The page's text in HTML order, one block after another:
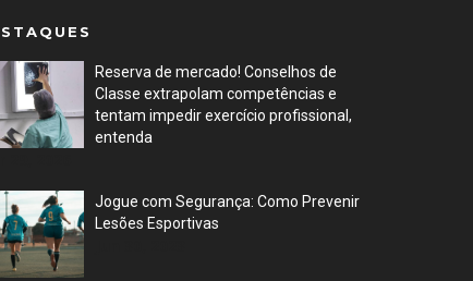
Reserva de mercado! Conselhos de
Classe extrapolam competências e
tentam impedir exercício profissional,
entenda
Jogue com Segurança: Como Prevenir
Lesões Esportivas